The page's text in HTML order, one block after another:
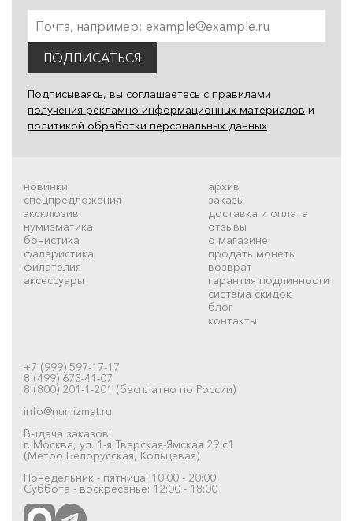
ПОДПИСАТЬСЯ
Подписываясь, вы соглашаетесь с правилами
получения рекламно-информационных материалов и
политикой обработки персональных данных
новинки
спецпредложения
эксклюзив
нумизматика
бонистика
фалеристика
филателия
аксессуары
архив
заказы
доставка и оплата
отзывы
о магазине
продать монеты
возврат
гарантия подлинности
система скидок
блог
контакты
+7 (999) 597-17-17
8 (499) 673-41-07
8 (800) 201-1-201 (бесплатно по России)
info@numizmat.ru
Выдача заказов:
г. Москва, ул. 1-я Тверская-Ямская 29 с1
(Метро Белорусская, Кольцевая)
Понедельник - пятница: 10:00 - 20:00
Суббота - воскресенье: 12:00 - 18:00